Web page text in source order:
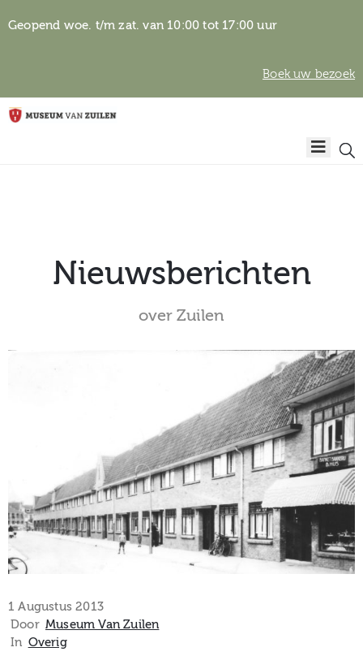
Geopend woe. t/m zat. van 10:00 tot 17:00 uur
Boek uw bezoek
Home
museum
Verhalen
over
Zuilen
Nieuwsberichten
over Zuilen
1 Augustus 2013
Door Museum Van Zuilen
In Overig
Algemene